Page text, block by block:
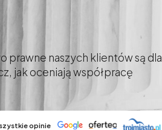
prawne naszych klientów są dla
jak oceniają współpracę
opinie